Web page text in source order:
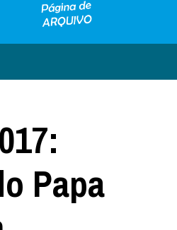
Papa